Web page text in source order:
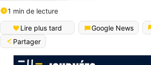
1 min de lecture
Lire plus tard Google News
Partager